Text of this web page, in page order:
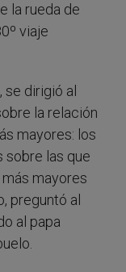
la rueda de
viaje
se dirigió al
la relación
mayores: los
sobre las que
mayores
preguntó al
al papa